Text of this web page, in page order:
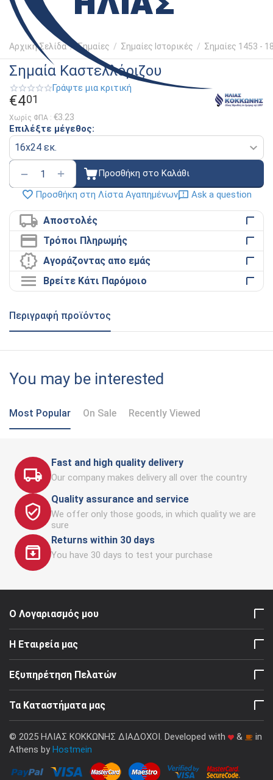
Αρχική Σελίδα / Σημαίες / Σημαίες Ιστορικές / Σημαίες 1453 -
Σημαία Καστελλόριζου
Γράψτε μια κριτική
€401
Χωρίς ΦΠΑ : €3.23
Επιλέξτε μέγεθος:
+
−
Προσθήκη στο Καλάθι
Προσθήκη στη Λίστα Αγαπημένων
Ask a question
Αποστολές
Τρόποι Πληρωμής
Αγοράζοντας απο εμάς
Βρείτε Κάτι Παρόμοιο
Περιγραφή προϊόντος
You may be interested
Most Popular On Sale Recently Viewed
Fast and high quality delivery
Our company makes delivery all over the country
Quality assurance and service
We offer only those goods, in which quality we are
sure
Returns within 30 days
You have 30 days to test your purchase
Ο Λογαριασμός μου
Η Εταιρεία μας
Εξυπηρέτηση Πελατών
Τα Καταστήματα μας
© 2025 ΗΛΙΑΣ ΚΟΚΚΩΝΗΣ ΔΙΑΔΟΧΟΙ. Developed with &
in
Athens by Hostmein